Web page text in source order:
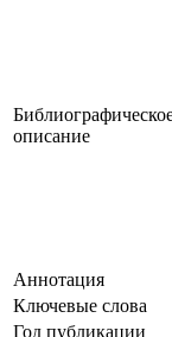
описание
Аннотация
Ключевые cлова
Год публикации